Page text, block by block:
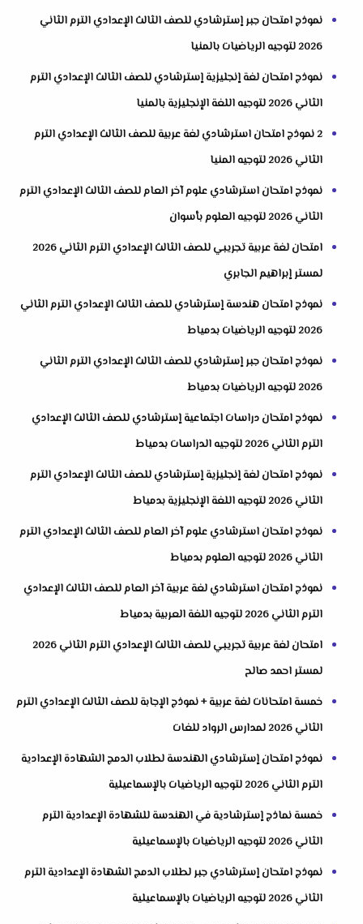
نموذج امتحان جبر إسترشادي للصف الثالث الإعدادي الترم الثاني
2026 لتوجيه الرياضيات بالمنيا
نموذج امتحان لغة إنجليزية إسترشادي للصف الثالث الإعدادي الترم
الثاني 2026 لتوجيه اللغة الإنجليزية بالمنيا
2 نموذج امتحان استرشادي لغة عربية للصف الثالث الإعدادي الترم
الثاني 2026 لتوجيه المنيا
نموذج امتحان استرشادي علوم آخر العام للصف الثالث الإعدادي الترم
الثاني 2026 لتوجيه العلوم بأسوان
امتحان لغة عربية تجريبي للصف الثالث الإعدادي الترم الثاني 2026
لمستر إبراهيم الجابري
نموذج امتحان هندسة إسترشادي للصف الثالث الإعدادي الترم الثاني
2026 لتوجيه الرياضيات بدمياط
نموذج امتحان جبر إسترشادي للصف الثالث الإعدادي الترم الثاني
2026 لتوجيه الرياضيات بدمياط
نموذج امتحان دراسات اجتماعية إسترشادي للصف الثالث الإعدادي
الترم الثاني 2026 لتوجيه الدراسات بدمياط
نموذج امتحان لغة إنجليزية إسترشادي للصف الثالث الإعدادي الترم
الثاني 2026 لتوجيه اللغة الإنجليزية بدمياط
نموذج امتحان استرشادي علوم آخر العام للصف الثالث الإعدادي الترم
الثاني 2026 لتوجيه العلوم بدمياط
نموذج امتحان استرشادي لغة عربية آخر العام للصف الثالث الإعدادي
الترم الثاني 2026 لتوجيه اللغة العربية بدمياط
امتحان لغة عربية تجريبي للصف الثالث الإعدادي الترم الثاني 2026
لمستر احمد صالح
خمسة امتحانات لغة عربية + نموذج الإجابة للصف الثالث الإعدادي الترم
الثاني 2026 لمدارس الرواد للغات
نموذج امتحان إسترشادي الهندسة لطلاب الدمج الشهادة الإعدادية
الترم الثاني 2026 لتوجيه الرياضيات بالإسماعيلية
خمسة نماذج إسترشادية في الهندسة للشهادة الإعدادية الترم
الثاني 2026 لتوجيه الرياضيات بالإسماعيلية
نموذج امتحان إسترشادي جبر لطلاب الدمج الشهادة الإعدادية الترم
الثاني 2026 لتوجيه الرياضيات بالإسماعيلية